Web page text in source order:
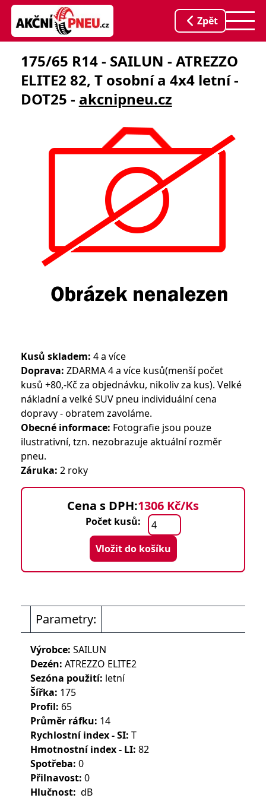
Zpět
175/65 R14 - SAILUN - ATREZZO
ELITE2 82, T osobní a 4x4 letní -
DOT25 - akcnipneu.cz
Kusů skladem: 4 a více
Doprava: ZDARMA 4 a více kusů(menší počet
kusů +80,-Kč za objednávku, nikoliv za kus). Velké
nákladní a velké SUV pneu individuální cena
dopravy - obratem zavoláme.
Obecné informace: Fotografie jsou pouze
ilustrativní, tzn. nezobrazuje aktuální rozměr
pneu.
Záruka: 2 roky
Cena s DPH:1306 Kč/Ks
Počet kusů:
Vložit do košíku
Parametry:
Výrobce: SAILUN
Dezén: ATREZZO ELITE2
Sezóna použití: letní
Šířka: 175
Profil: 65
Průměr ráfku: 14
Rychlostní index - SI: T
Hmotnostní index - LI: 82
Spotřeba: 0
Přilnavost: 0
Hlučnost: dB